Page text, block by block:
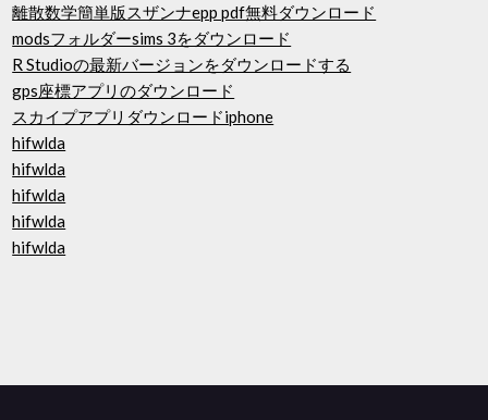
離散数学簡単版スザンナepp pdf無料ダウンロード
modsフォルダーsims 3をダウンロード
R Studioの最新バージョンをダウンロードする
gps座標アプリのダウンロード
スカイプアプリダウンロードiphone
hifwlda
hifwlda
hifwlda
hifwlda
hifwlda